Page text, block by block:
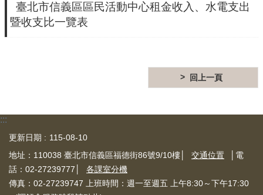
紹
區
府
資
訊
臺北市信義區區民活動中心租金收入、水電支出
暨收支比一覽表
回上一頁
:::
更新日期
115-08-10
地址：110038 臺北市信義區福德街86號9/10樓│
交通位置
│電
話：02-27239777│
各課室分機
傳真：02-27239747 上班時間：週一至週五 上午8:30～下午17:30